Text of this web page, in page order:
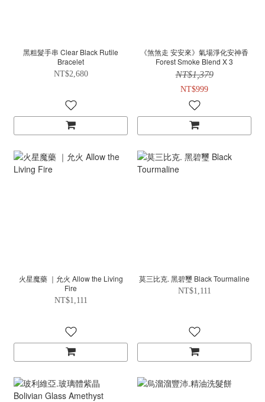
黑粗髮手串 Clear Black Rutile
Bracelet
NT$2,680
《煞煞走 安安來》氣場淨化安神香
Forest Smoke Blend X 3
NT$1,379
NT$999
火星魔藥 ｜允火 Allow the Living
Fire
NT$1,111
莫三比克. 黑碧璽 Black Tourmaline
NT$1,111